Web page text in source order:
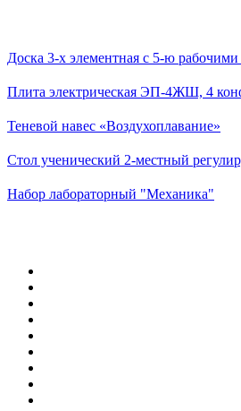
Доска 3-х элементная с 5-ю
Плита электрическая ЭП-4ЖШ, 4
Теневой навес «Воздухоплавание»
Стол ученический 2-местный
Набор лабораторный "Механика"